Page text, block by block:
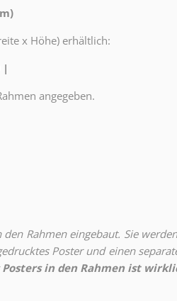
x Höhe) erhältlich:
|
angegeben.
Rahmen eingebaut. Sie
Poster und einen
Posters in den Rahmen ist